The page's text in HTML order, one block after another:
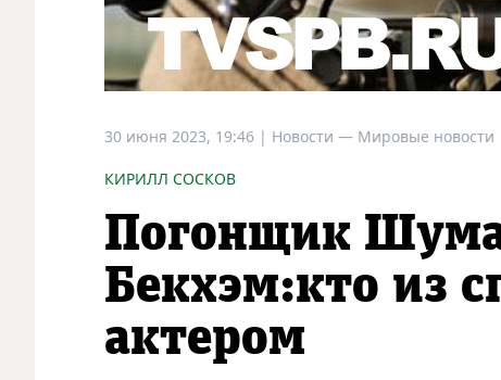
30 июня 2023, 19:46 | Новости — Мировые новости
КИРИЛЛ СОСКОВ
Погонщик
Бекхэм:кто из
актером